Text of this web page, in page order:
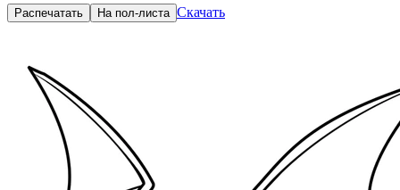
Распечатать На пол-листа Скачать